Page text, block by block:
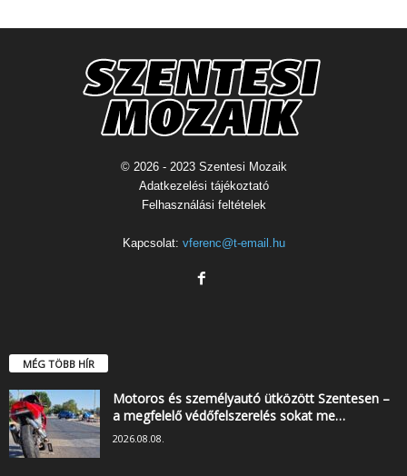
© 2026 - 2023 Szentesi Mozaik
Adatkezelési tájékoztató
Felhasználási feltételek
Kapcsolat: vferenc@t-email.hu
MÉG TÖBB HÍR
Motoros és személyautó ütközött Szentesen –
a megfelelő védőfelszerelés sokat me…
2026.08.08.